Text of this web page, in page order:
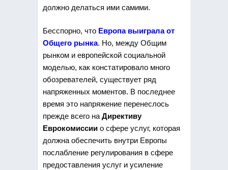
должно делаться ими самими.
Бесспорно, что Европа выиграла от
Общего рынка. Но, между Общим
рынком и европейской социальной
моделью, как констатировало много
обозревателей, существует ряд
напряженных моментов. В последнее
время это напряжение перенеслось
прежде всего на Директиву
Еврокомиссиио сфере услуг, которая
должна обеспечить внутри Европы
послабление регулирования в сфере
предоставления услуг и усиление